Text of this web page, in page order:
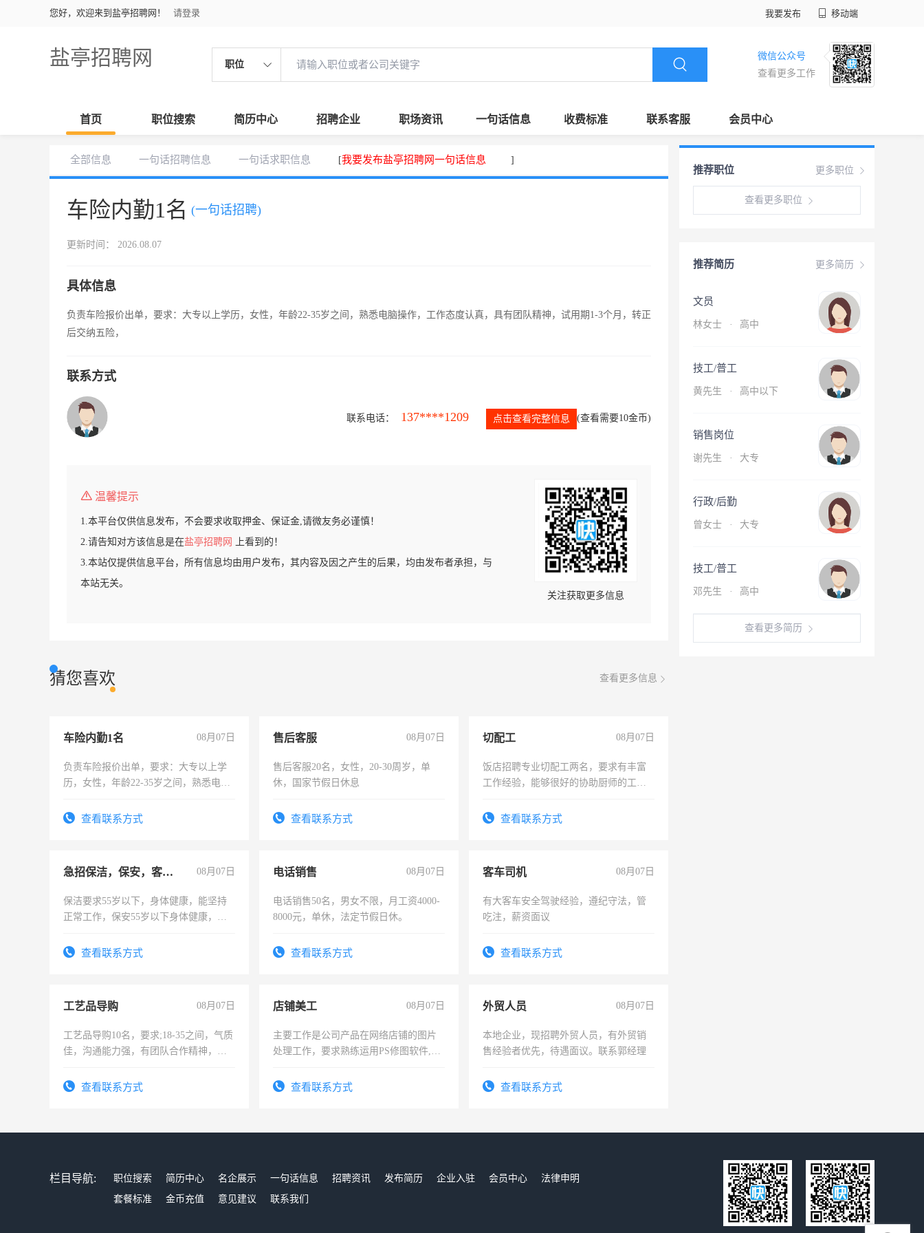
您好，欢迎来到盐亭招聘网！ 请登录 我要发布 移动端
盐亭招聘网 职位
微信公众号
查看更多工作
首页 职位搜索 简历中心 招聘企业 职场资讯 一句话信息 收费标准 联系客服 会员中心
全部信息 一句话招聘信息 一句话求职信息 [我要发布盐亭招聘网一句话信息 ]
车险内勤1名 (一句话招聘)
更新时间： 2026.08.07
具体信息
负责车险报价出单，要求：大专以上学历，女性，年龄22-35岁之间，熟悉电脑操作，工作态度认真，具有团队精神，试用期1-3个月，转正
后交纳五险，
联系方式
联系电话： 137****1209 点击查看完整信息 (查看需要10金币)
温馨提示
1.本平台仅供信息发布，不会要求收取押金、保证金,请微友务必谨慎！
2.请告知对方该信息是在盐亭招聘网
上看到的！
3.本站仅提供信息平台，所有信息均由用户发布，其内容及因之产生的后果，均由发布者承担，与
本站无关。
关注获取更多信息
猜您喜欢 查看更多信息
车险内勤1名 08月07日
负责车险报价出单，要求：大专以上学
历，女性，年龄22-35岁之间，熟悉电脑
试用期1-3个月，转正后交纳五险，
查看联系方式
售后客服 08月07日
售后客服20名，女性，20-30周岁，单
休，国家节假日休息
查看联系方式
切配工 08月07日
饭店招聘专业切配工两名，要求有丰富
工作经验，能够很好的协助厨师的工
4500。查看联系方式
急招保洁，保安，客服，工程 08月07日
保洁要求55岁以下，身体健康，能坚持
正常工作，保安55岁以下身体健康，有
录，客服要求45岁以下高中以上文化，
查看联系方式
电话销售 08月07日
电话销售50名，男女不限，月工资4000-
8000元，单休，法定节假日休。
查看联系方式
客车司机 08月07日
有大客车安全驾驶经验，遵纪守法，管
吃注，薪资面议
查看联系方式
工艺品导购 08月07日
工艺品导购10名，要求;18-35之间，气质
佳，沟通能力强，有团队合作精神，有
查看联系方式
店铺美工 08月07日
主要工作是公司产品在网络店铺的图片
处理工作，要求熟练运用PS修图软件,工
查看联系方式
外贸人员 08月07日
本地企业，现招聘外贸人员，有外贸销
售经验者优先，待遇面议。联系郭经理
查看联系方式
更多职位
推荐职位
查看更多职位
更多简历
推荐简历
文员
林女士 · 高中
技工/普工
黄先生 · 高中以下
销售岗位
谢先生 · 大专
行政/后勤
曾女士 · 大专
技工/普工
邓先生 · 高中
查看更多简历
栏目导航: 职位搜索 简历中心 名企展示 一句话信息 招聘资讯 发布简历 企业入驻 会员中心
法律申明
套餐标准
金币充值 意见建议 联系我们